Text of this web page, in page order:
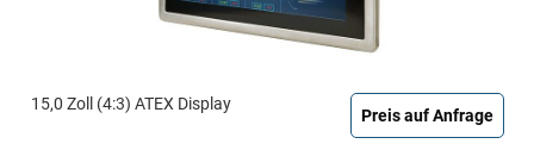
15,0 Zoll (4:3) ATEX Display
Preis auf Anfrage